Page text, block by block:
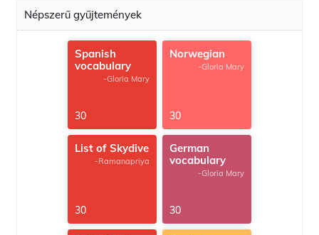
Népszerű gyűjtemények
Spanish
vocabulary
-Gloria Mary
30
Norwegian
-Gloria Mary
30
List of Skydive
-Ramanapriya
30
German
vocabulary
-Gloria Mary
30